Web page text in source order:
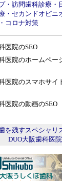
・ 訪問歯科診療 ・
・ セカンドオピニ
・ コロナ対策
医院のSEO
医院のホームペー
医院のスマホサイ
医院の動画のSEO
を残すスペシャリ
DUO大阪歯科医院